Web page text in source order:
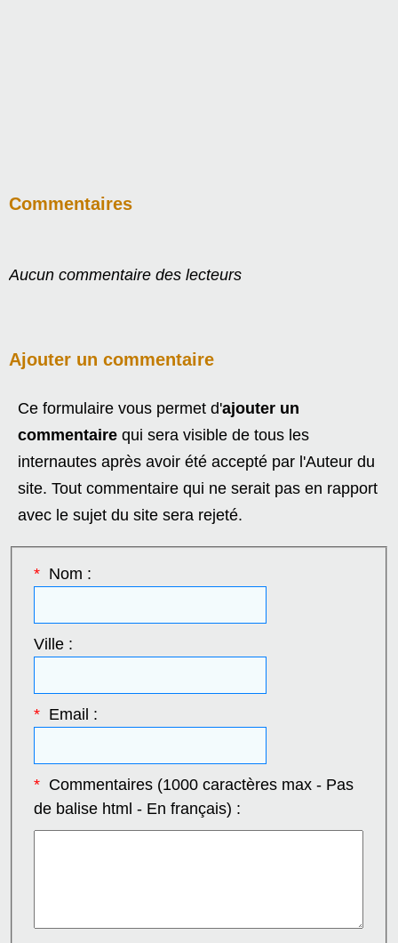
Commentaires
Aucun commentaire des lecteurs
Ajouter un commentaire
Ce formulaire vous permet d'ajouter un
commentaire qui sera visible de tous les
internautes après avoir été accepté par l'Auteur du
site. Tout commentaire qui ne serait pas en rapport
avec le sujet du site sera rejeté.
*Nom :
Ville :
*Email :
*Commentaires (1000 caractères max - Pas
de balise html - En français) :